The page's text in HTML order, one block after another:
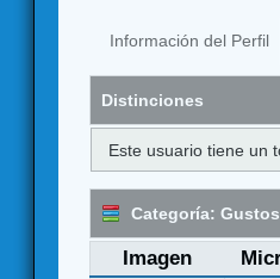
Información del Perfil
Distinciones
Este usuario tiene un
Categoría:
Imagen